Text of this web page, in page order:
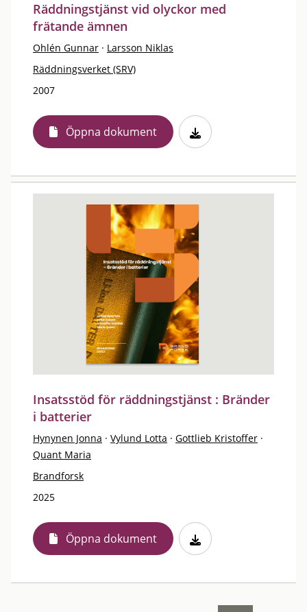
Räddningstjänst vid olyckor med
frätande ämnen
Ohlén Gunnar · Larsson Niklas
Räddningsverket (SRV)
2007
Öppna dokument
Insatsstöd för räddningstjänst : Bränder
i batterier
Hynynen Jonna · Vylund Lotta · Gottlieb Kristoffer ·
Quant Maria
Brandforsk
2025
Öppna dokument